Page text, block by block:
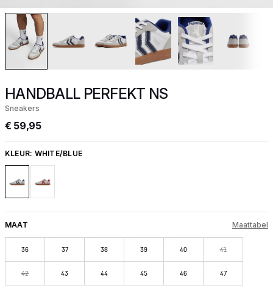
HANDBALL PERFEKT NS
Sneakers
€ 59,95
KLEUR: WHITE/BLUE
MAAT Maattabel
36 37 38 39 40 41
42 43 44 45 46 47